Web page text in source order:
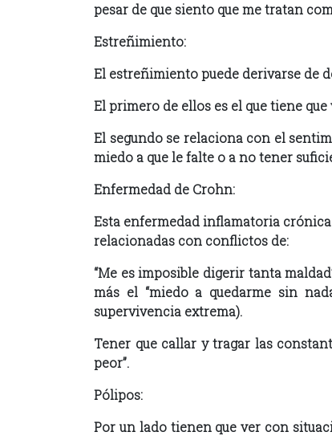
pesar de que siento que me tratan
Estreñimiento:
El estreñimiento puede derivarse de
El primero de ellos es el que tiene
El segundo se relaciona con el
miedo a que le falte o a no tener
Enfermedad de Crohn:
Esta enfermedad inflamatoria
relacionadas con conflictos de:
“Me es imposible digerir tanta
más el “miedo a quedarme sin
supervivencia extrema).
Tener que callar y tragar las
peor”.
Pólipos:
Por un lado tienen que ver con